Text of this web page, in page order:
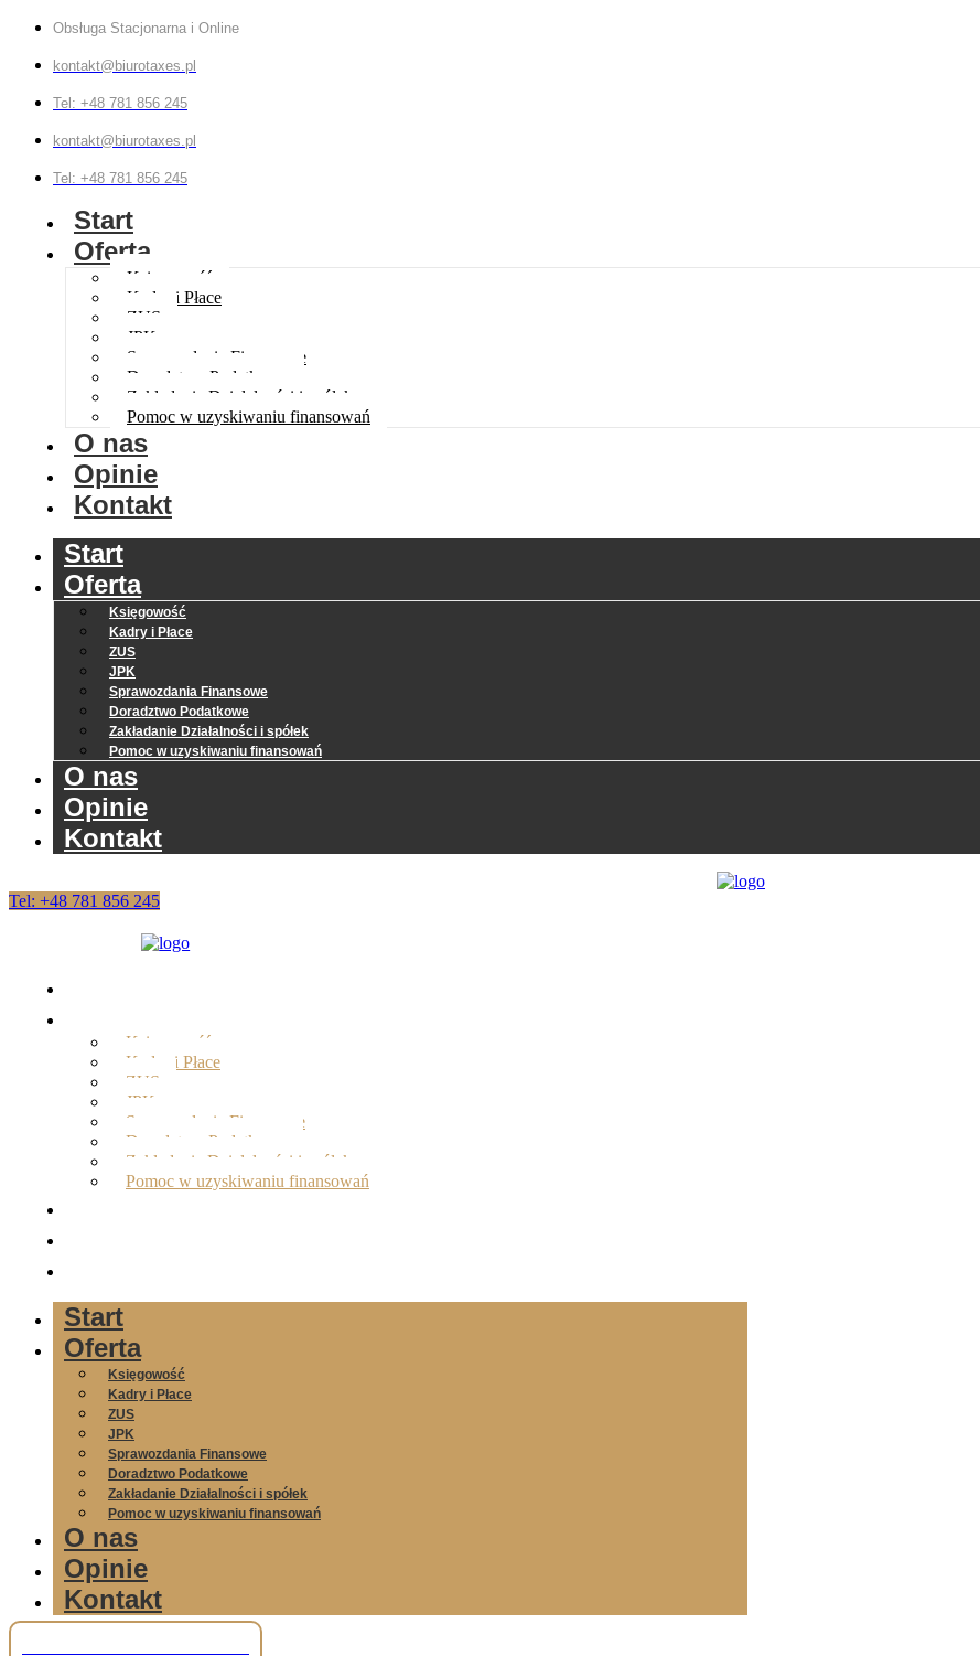
Obsługa Stacjonarna i Online
kontakt@biurotaxes.pl
Tel: +48 781 856 245
kontakt@biurotaxes.pl
Tel: +48 781 856 245
Start
Oferta
Księgowość
Kadry i Płace
ZUS
JPK
Sprawozdania Finansowe
Doradztwo Podatkowe
Zakładanie Działalności i spółek
Pomoc w uzyskiwaniu finansowań
O nas
Opinie
Kontakt
Start
Oferta
Księgowość
Kadry i Płace
ZUS
JPK
Sprawozdania Finansowe
Doradztwo Podatkowe
Zakładanie Działalności i spółek
Pomoc w uzyskiwaniu finansowań
O nas
Opinie
Kontakt
Tel: +48 781 856 245
Księgowość
Kadry i Płace
ZUS
JPK
Sprawozdania Finansowe
Doradztwo Podatkowe
Zakładanie Działalności i spółek
Pomoc w uzyskiwaniu finansowań
Start
Oferta
Księgowość
Kadry i Płace
ZUS
JPK
Sprawozdania Finansowe
Doradztwo Podatkowe
Zakładanie Działalności i spółek
Pomoc w uzyskiwaniu finansowań
O nas
Opinie
Kontakt